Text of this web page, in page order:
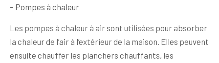
– Pompes à chaleur
Les pompes à chaleur à air sont utilisées pour absorber
la chaleur de l’air à l’extérieur de la maison. Elles peuvent
ensuite chauffer les planchers chauffants, les